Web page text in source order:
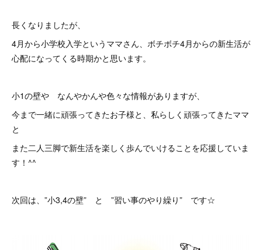
長くなりましたが、
4月から小学校入学というママさん、ボチボチ4月からの新生活が
心配になってくる時期かと思います。
小1の壁や なんやかんや色々な情報がありますが、
今まで一緒に頑張ってきたお子様と、私らしく頑張ってきたママ
と
また二人三脚で新生活を楽しく歩んでいけることを応援していま
す！^^
次回は、”小3,4の壁” と ”習い事のやり繰り” です☆